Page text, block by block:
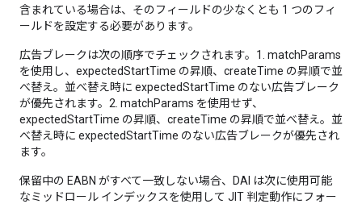
含まれている場合は、そのフィールドの少なくとも 1 つのフィ
ールドを設定する必要があります。
広告ブレークは次の順序でチェックされます。1. matchParams
を使用し、expectedStartTime の昇順、createTime の昇順で並
べ替え。並べ替え時に expectedStartTime のない広告ブレーク
が優先されます。2. matchParams を使用せず、
expectedStartTime の昇順、createTime の昇順で並べ替え。並
べ替え時に expectedStartTime のない広告ブレークが優先され
ます。
保留中の EABN がすべて一致しない場合、DAI は次に使用可能
なミッドロール インデックスを使用して JIT 判定動作にフォー